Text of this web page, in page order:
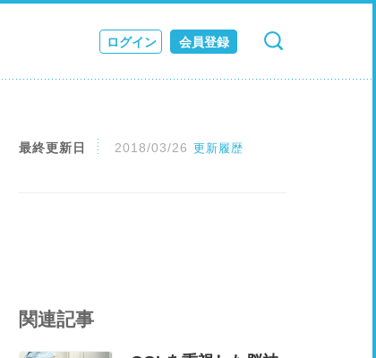
ログイン 会員登録
検索 キャンセル
最終更新日 2018/03/26 更新履歴
関連記事